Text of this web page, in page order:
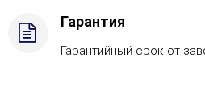
Гарантия
Гарантийный срок от